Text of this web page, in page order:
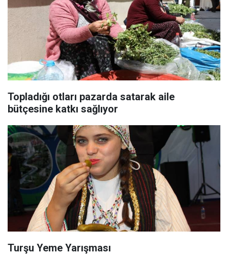
Topladığı otları pazarda satarak aile
bütçesine katkı sağlıyor
Turşu Yeme Yarışması